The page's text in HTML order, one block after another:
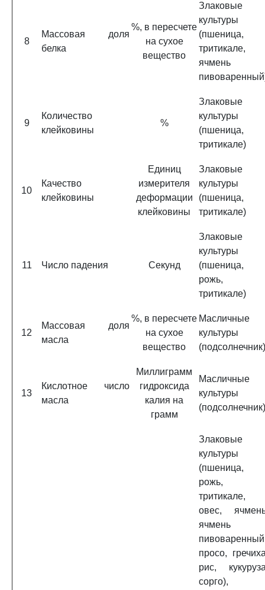
8
Массовая доля
белка
%, в пересчете
на сухое
вещество
Злаковые
культуры
(пшеница,
тритикале,
ячмень
9
Количество
клейковины
%
Злаковые
культуры
(пшеница,
тритикале)
10
Качество
клейковины
Единиц
измерителя
деформации
клейковины
Злаковые
культуры
(пшеница,
тритикале)
11 Число падения Секунд
Злаковые
культуры
(пшеница,
рожь,
тритикале)
12
Массовая доля
масла
%, в пересчете
на сухое
вещество
Масличные
культуры
(подсолнечник)
13
Кислотное число
масла
Миллиграмм
гидроксида
калия на
грамм
Масличные
культуры
(подсолнечник)
Злаковые
культуры
(пшеница,
рожь,
тритикале,
овес,
ячмень
просо,
рис,
сорго),